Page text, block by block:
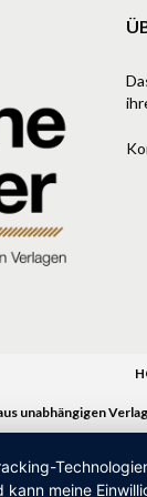
unabhängigen
kann meine